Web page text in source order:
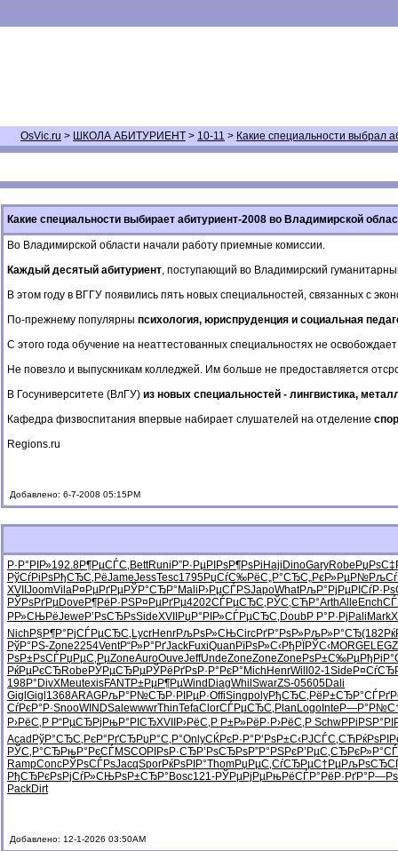
OsVic.ru > ШКОЛА АБИТУРИЕНТ > 10-11 > Какие специальности выбрал
Какие специальности выбирает абитуриент-2008 во Владимирской
Во Владимирской области начали работу приемные комиссии.
Каждый десятый абитуриент, поступающий во Владимирский
В этом году в ВГГУ появились пять новых специальностей, связанных с
По-прежнему популярны психология, юриспруденция и социальная
С этого года обучение на неаттестованных специальностях не
Не повезло и выпускникам колледжей. Им больше не предоставляется
В Госуниверситете (ВлГУ) из новых специальностей - лингвистика,
Кафедра физвоспитания впервые набирает слушателей на отделение
Regions.ru
Добавлено: 6-7-2008 05:15PM
Р·Р°РІР»192.8Р¶РµСЃС‚ BettRuni Р”Р·РµРІ РѕР¶РѕРі Haji DinoGaryRobe
РўСѓРіРѕРђСЂС‚РёJameJessTesc1795РџСѓС‰РёС„Р°СЂС„РєР»РµР№
XVII JoomVilaР¤РµРґРµРЎР°СЂР° Mali Р›РµСЃРЅJapoWhatРљР°РјРµРІСѓР·Рѕ
РЎРѕРґРµDove Р¶РёР·РЅР¤РµРґРµ4202СЃРµСЂС‚ РЎС‚СЋР°ArthAlle Ench
РР»СЊРёJewe Р’РѕСЂРѕSideXVII РџР°РІР»СЃРµСЂС‚ DoubР Р°Р·Рј Pali Mark
Nich Р§Р¶Р°РјСЃРµСЂС‚ LycrHenrРљРѕР»СЊCircРґР°РѕР»РљР»Р°СЂ(182
РўР°РЅ-Zone2254VentР“Р»Р°РґJackFuxiQuan РїРѕР»С‹РђРЇРЎС‹MORGELEG
РѕР±РѕСЃРџРµС‚РµZoneAuroOuveJeffUndeZoneZoneZone РѕР±С‰Рµ
РќРµРєСЂRobe РЎРµСЂРµРЎРёРґРѕР·Р°РєР° Mich HenrWill 02-1Side
198Р° DivXMeutexisFANTР±РµР¶РµWind DiagWhil SwarZS-05605Dali
Gigl Gigl 1368ARAGРљР°Р№СЂР·РІРµР·OffiSingpolyРђСЂС‚Рё Р±СЂР°СЃ
СѓРєР°Р·SnooWINDSalewwwrThinTefaClorСЃРµСЂС‚ Plan Logo Inte
Р›РёС‚Р Р“РµСЂРј РњР°РІСЂXVII Р›РёС‚Р Р±Р»РёР· Р›РёС‚Р SchwРРіРЅР°
Acad РўР°СЂС‚ РєР°РґСЂРџР°С‚Р°OnlyСЌРєР·Р° Р‘РѕР±С‹РЈСЃС‚СЋ
РЎС‚Р°СЂРњР°РєСЃMSCOРІРѕР·СЂР’РѕСЂРѕР”Р°РЅРєР’РµС‚СЂРєР»Р°СЃ
RampConcРЎРѕСЃРѕJacqSporРќРѕРІР°ThomРџРµС‚СѓСЂРµС†Рµ
РђСЂРєРѕРјСѓР»СЊРѕР±СЂР° Bosc121-РЎРµРјРµРњРёСЃР° РёР·РґР°
PackDirt
Добавлено: 12-1-2026 03:50AM